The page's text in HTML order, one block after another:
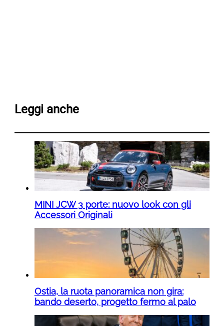
Leggi anche
MINI JCW 3 porte: nuovo look con gli
Accessori Originali
Ostia, la ruota panoramica non gira:
bando deserto, progetto fermo al palo